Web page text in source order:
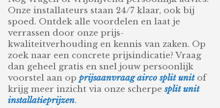
Onze installateurs staan 24/7 klaar, ook bij
spoed. Ontdek alle voordelen en laat je
verrassen door onze prijs-
kwaliteitverhouding en kennis van zaken. Op
zoek naar een concrete prijsindicatie? Vraag
dan geheel gratis en snel jouw persoonlijk
voorstel aan opprijsaanvraag airco split unitof
krijg meer inzicht via onze scherpesplit unit
installatieprijzen.